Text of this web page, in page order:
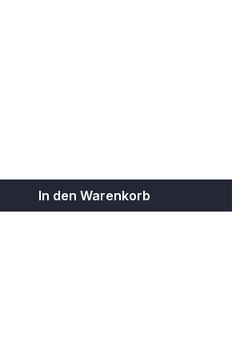
den gewünschten Wert
In den Warenkorb